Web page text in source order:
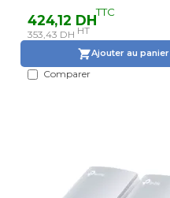
424,12 DHTTC
353,43 DH HT
Ajouter au panier
Comparer